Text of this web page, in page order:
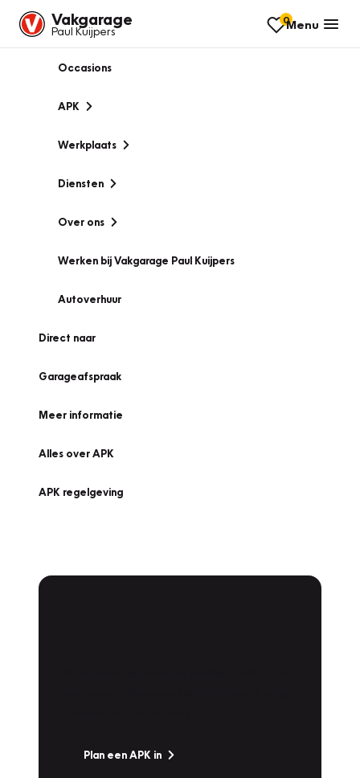
Vakgarage
Paul Kuijpers
0Menu
Occasions
APK
Werkplaats
Diensten
Over ons
Werken bij Vakgarage Paul Kuijpers
Autoverhuur
Direct naar
Garageafspraak
Meer informatie
Alles over APK
APK regelgeving
Plan een APK in